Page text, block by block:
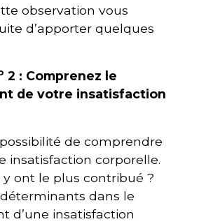
observation vous
d’apporter quelques
2 : Comprenez le
de votre insatisfaction
de comprendre
insatisfaction corporelle.
ont le plus contribué ?
dans le
d’une insatisfaction